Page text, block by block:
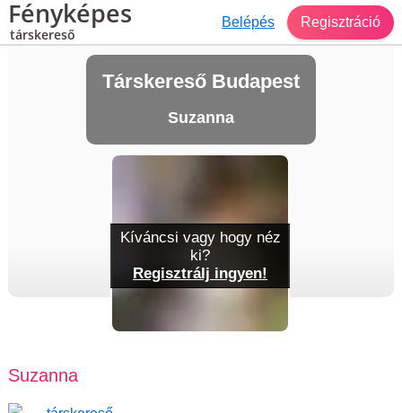
Fényképes
társkereső
Belépés Regisztráció
Társkereső Budapest
Suzanna
Suzanna
Kíváncsi vagy hogy néz
ki?
Regisztrálj ingyen!